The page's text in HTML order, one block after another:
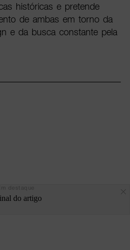
históricas e pretende
de ambas em torno da
e da busca constante pela